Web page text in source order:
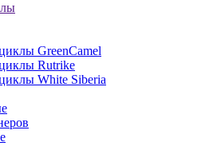
GreenCamel
Rutrike
White Siberia